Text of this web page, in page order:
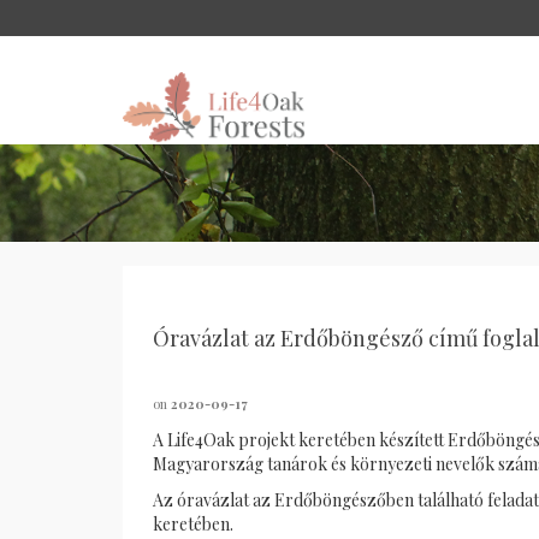
Óravázlat az Erdőböngésző című
on 2020-09-17
A Life4Oak projekt keretében készített
Magyarország tanárok és környezeti nevelők
Az óravázlat az Erdőböngészőben található
keretében.